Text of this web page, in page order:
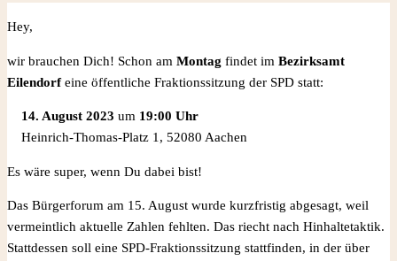
Hey,
wir brauchen Dich! Schon am Montag findet im Bezirksamt
Eilendorfeine öffentliche Fraktionssitzung der SPD statt:
14. August 2023 um 19:00 Uhr
Heinrich-Thomas-Platz 1, 52080 Aachen
Es wäre super, wenn Du dabei bist!
Das Bürgerforum am 15. August wurde kurzfristig abgesagt, weil
vermeintlich aktuelle Zahlen fehlten. Das riecht nach Hinhaltetaktik.
Stattdessen soll eine SPD-Fraktionssitzung stattfinden, in der über